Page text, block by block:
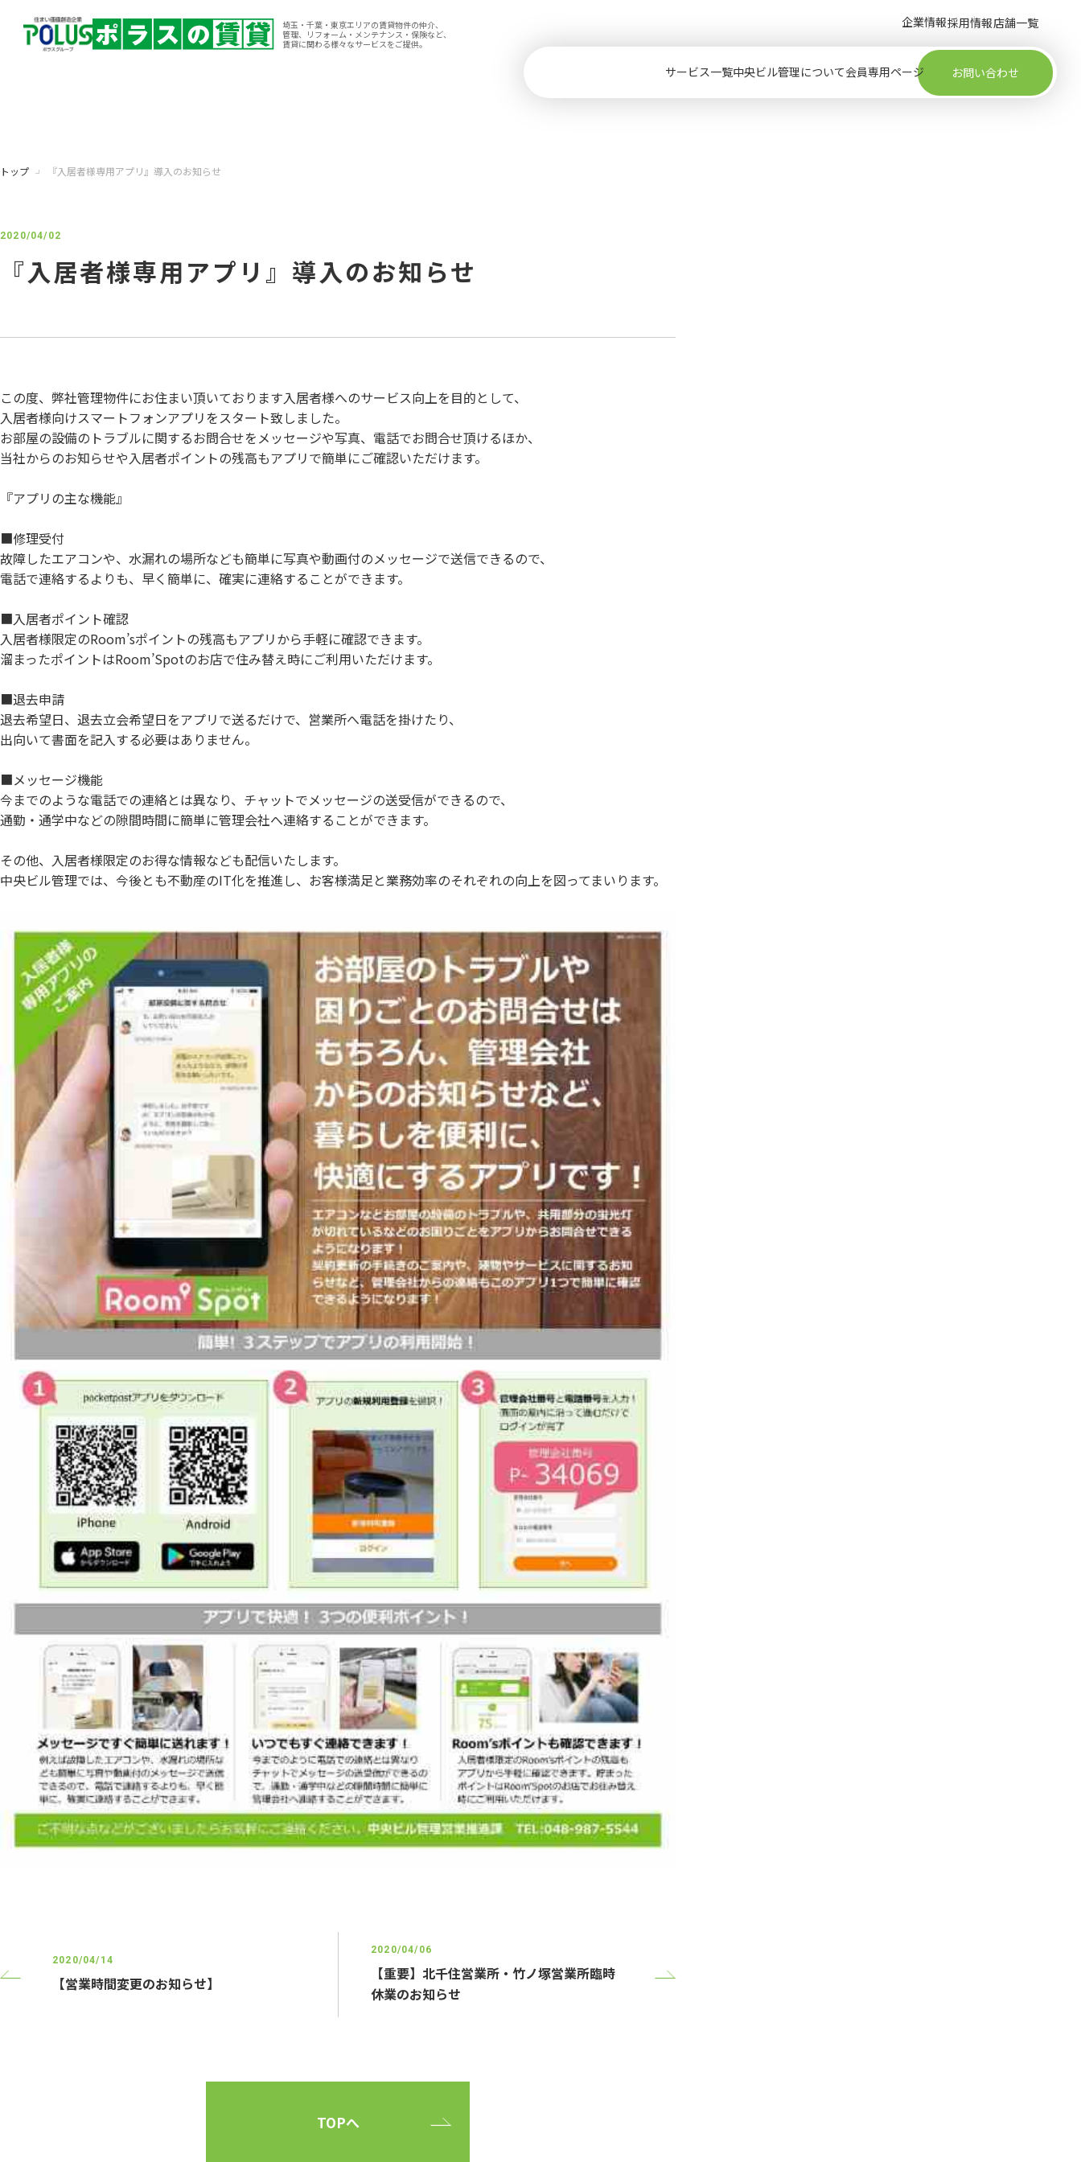
埼玉・千葉・東京エリアの賃貸物件の仲介、
管理、リフォーム・メンテナンス・保険など、
賃貸に関わる様々なサービスをご提供。
企業情報採用情報店舗一覧
サービス一覧中央ビル管理について会員専用ページ お問い合わせ
トップ 『入居者様専用アプリ』導入のお知らせ
2020/04/02
『入居者様専用アプリ』導入のお知らせ
この度、弊社管理物件にお住まい頂いております入居者様へのサービス向上を目的として、
入居者様向けスマートフォンアプリをスタート致しました。
お部屋の設備のトラブルに関するお問合せをメッセージや写真、電話でお問合せ頂けるほか、
当社からのお知らせや入居者ポイントの残高もアプリで簡単にご確認いただけます。
『アプリの主な機能』
■修理受付
故障したエアコンや、水漏れの場所なども簡単に写真や動画付のメッセージで送信できるので、
電話で連絡するよりも、早く簡単に、確実に連絡することができます。
■入居者ポイント確認
入居者様限定のRoom’sポイントの残高もアプリから手軽に確認できます。
溜まったポイントはRoom’Spotのお店で住み替え時にご利用いただけます。
■退去申請
退去希望日、退去立会希望日をアプリで送るだけで、営業所へ電話を掛けたり、
出向いて書面を記入する必要はありません。
■メッセージ機能
今までのような電話での連絡とは異なり、チャットでメッセージの送受信ができるので、
通勤・通学中などの隙間時間に簡単に管理会社へ連絡することができます。
その他、入居者様限定のお得な情報なども配信いたします。
中央ビル管理では、今後とも不動産のIT化を推進し、お客様満足と業務効率のそれぞれの向上を図ってまいります。
2020/04/14
【営業時間変更のお知らせ】
2020/04/06
【重要】北千住営業所・竹ノ塚営業所臨時
休業のお知らせ
TOPへ